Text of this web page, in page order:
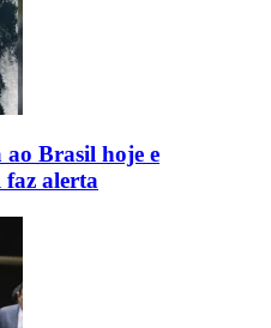
ao Brasil hoje e
faz alerta